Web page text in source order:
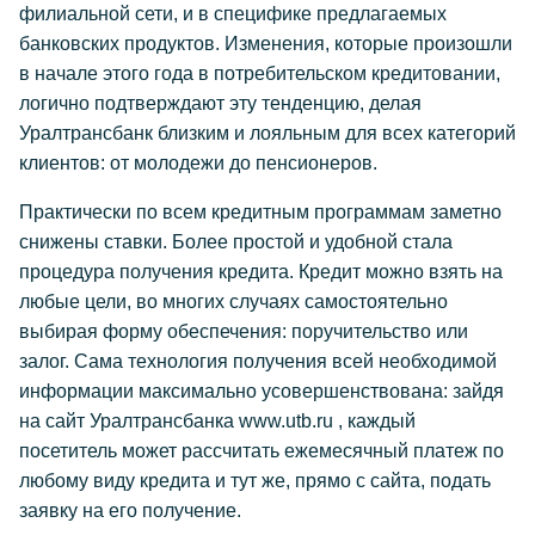
филиальной сети, и в специфике предлагаемых
банковских продуктов. Изменения, которые произошли
в начале этого года в потребительском кредитовании,
логично подтверждают эту тенденцию, делая
Уралтрансбанк близким и лояльным для всех категорий
клиентов: от молодежи до пенсионеров.
Практически по всем кредитным программам заметно
снижены ставки. Более простой и удобной стала
процедура получения кредита. Кредит можно взять на
любые цели, во многих случаях самостоятельно
выбирая форму обеспечения: поручительство или
залог. Сама технология получения всей необходимой
информации максимально усовершенствована: зайдя
на сайт Уралтрансбанка www.utb.ru , каждый
посетитель может рассчитать ежемесячный платеж по
любому виду кредита и тут же, прямо с сайта, подать
заявку на его получение.